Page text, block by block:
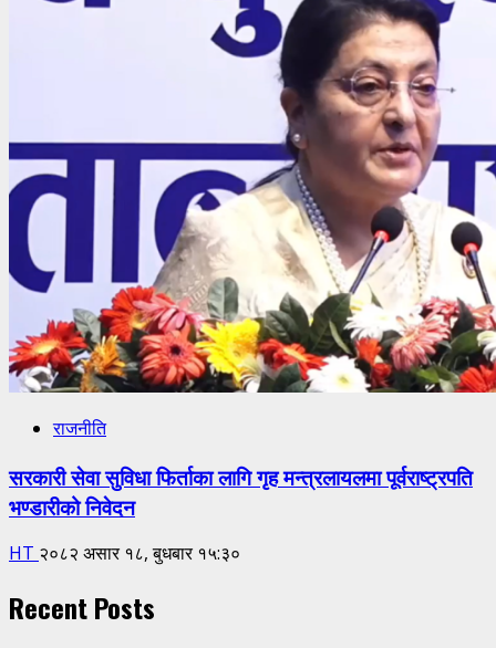
राजनीति
सरकारी सेवा सुविधा फिर्ताका लागि गृह मन्त्रलायलमा पूर्वराष्ट्रपति
भण्डारीको निवेदन
HT २०८२ असार १८, बुधबार १५:३०
Recent Posts